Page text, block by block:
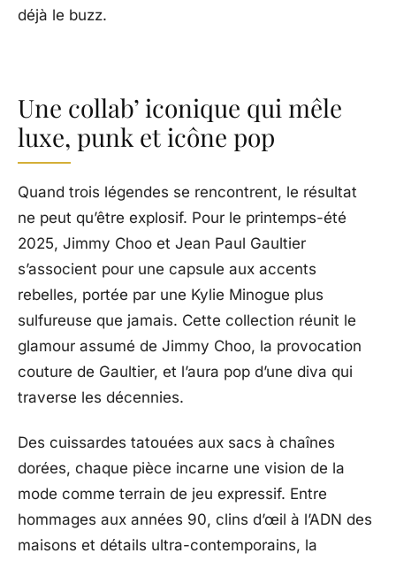
déjà le buzz.
Une collab’ iconique qui mêle
luxe, punk et icône pop
Quand trois légendes se rencontrent, le résultat
ne peut qu’être explosif. Pour le printemps-été
2025, Jimmy Choo et Jean Paul Gaultier
s’associent pour une capsule aux accents
rebelles, portée par une Kylie Minogue plus
sulfureuse que jamais. Cette collection réunit le
glamour assumé de Jimmy Choo, la provocation
couture de Gaultier, et l’aura pop d’une diva qui
traverse les décennies.
Des cuissardes tatouées aux sacs à chaînes
dorées, chaque pièce incarne une vision de la
mode comme terrain de jeu expressif. Entre
hommages aux années 90, clins d’œil à l’ADN des
maisons et détails ultra-contemporains, la